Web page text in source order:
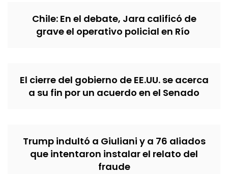
Chile: En el debate, Jara calificó de
grave el operativo policial en Río
El cierre del gobierno de EE.UU. se acerca
a su fin por un acuerdo en el Senado
Trump indultó a Giuliani y a 76 aliados
que intentaron instalar el relato del
fraude